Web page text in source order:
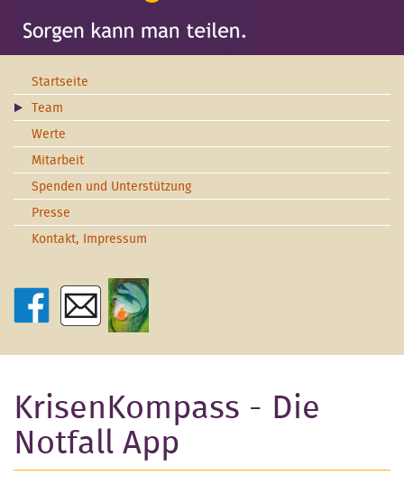
Startseite
Team
Werte
Mitarbeit
Spenden und Unterstützung
Presse
Kontakt, Impressum
KrisenKompass - Die
Notfall App